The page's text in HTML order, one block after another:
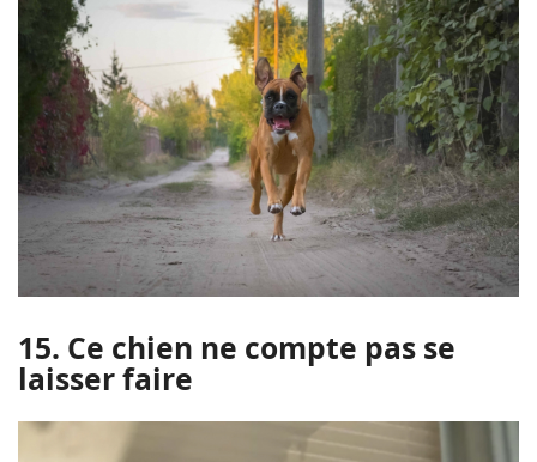
15. Ce chien ne compte pas se
laisser faire